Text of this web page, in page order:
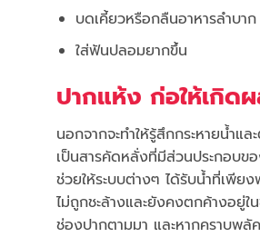
บดเคี้ยวหรือกลืนอาหารลำบาก
ใส่ฟันปลอมยากขึ้น
ปากแห้ง ก่อให้เกิดผ
นอกจากจะทำให้รู้สึกกระหายน้ำแ
เป็นสารคัดหลั่งที่มีส่วนประกอบ
ช่วยให้ระบบต่างๆ ได้รับน้ำที่เพีย
ไม่ถูกชะล้างและยังคงตกค้างอยู่ใ
ช่องปากตามมา และหากคราบพ